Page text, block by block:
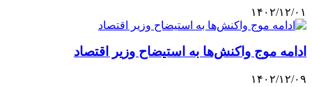
۱۴۰۲/۱۲/۰۱
ادامه موج واکنش‌ها به استیضاح وزیر اقتصاد
۱۴۰۲/۱۲/۰۹